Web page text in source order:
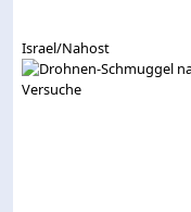
Israel/Nahost